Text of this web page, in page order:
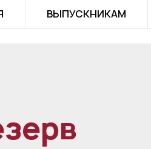
ВЫПУСКНИКАМ